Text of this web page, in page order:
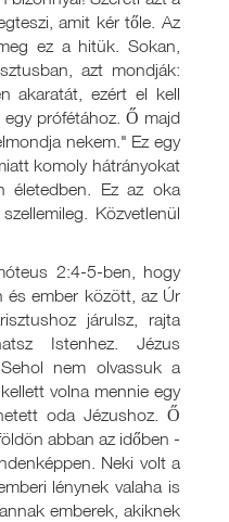
amit kér tőle. Az
ez a hitük. Sokan,
azt mondják:
akaratát, ezért el kell
prófétához. Ő majd
nekem." Ez egy
komoly hátrányokat
életedben. Ez az oka
Közvetlenül
2:4-5-ben, hogy
és ember között, az Úr
járulsz, rajta
Istenhez. Jézus
nem olvassuk a
volna mennie egy
oda Jézushoz. Ő
abban az időben -
Neki volt a
lénynek valaha is
emberek, akiknek